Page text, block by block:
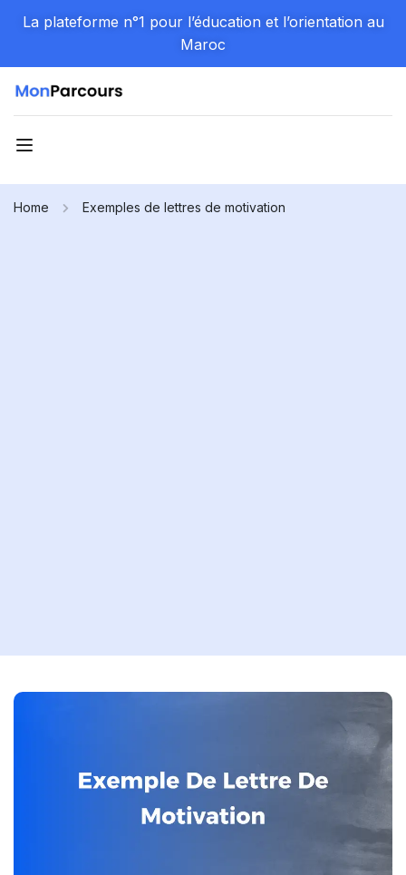
La plateforme n°1 pour l’éducation et l’orientation au
Maroc
Home Exemples de lettres de motivation